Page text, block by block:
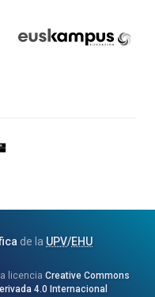
de la UPV/EHU
licencia Creative Commons
4.0 Internacional